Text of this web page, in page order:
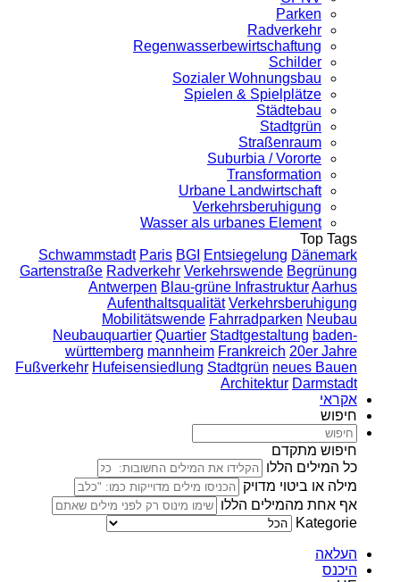
Parken
Radverkehr
Regenwasserbewirtschaftung
Schilder
Sozialer Wohnungsbau
Spielen & Spielplätze
Städtebau
Stadtgrün
Straßenraum
Suburbia / Vororte
Transformation
Urbane Landwirtschaft
Verkehrsberuhigung
Wasser als urbanes Element
Top Tags
Schwammstadt Paris BGI Entsiegelung Dänemark
Gartenstraße Radverkehr Verkehrswende Begrünung
Antwerpen Blau-grüne InfrastrukturAarhus
Aufenthaltsqualität Verkehrsberuhigung
Mobilitätswende Fahrradparken Neubau
Neubauquartier Quartier Stadtgestaltung baden-
württemberg mannheim Frankreich 20er Jahre
Fußverkehr Hufeisensiedlung Stadtgrün neues Bauen
Architektur Darmstadt
אקראי
חיפוש
חיפוש מתקדם
כל המילים הללו
מילה או ביטוי מדויק
אף אחת מהמילים הללו
Kategorie
העלאה
היכנס